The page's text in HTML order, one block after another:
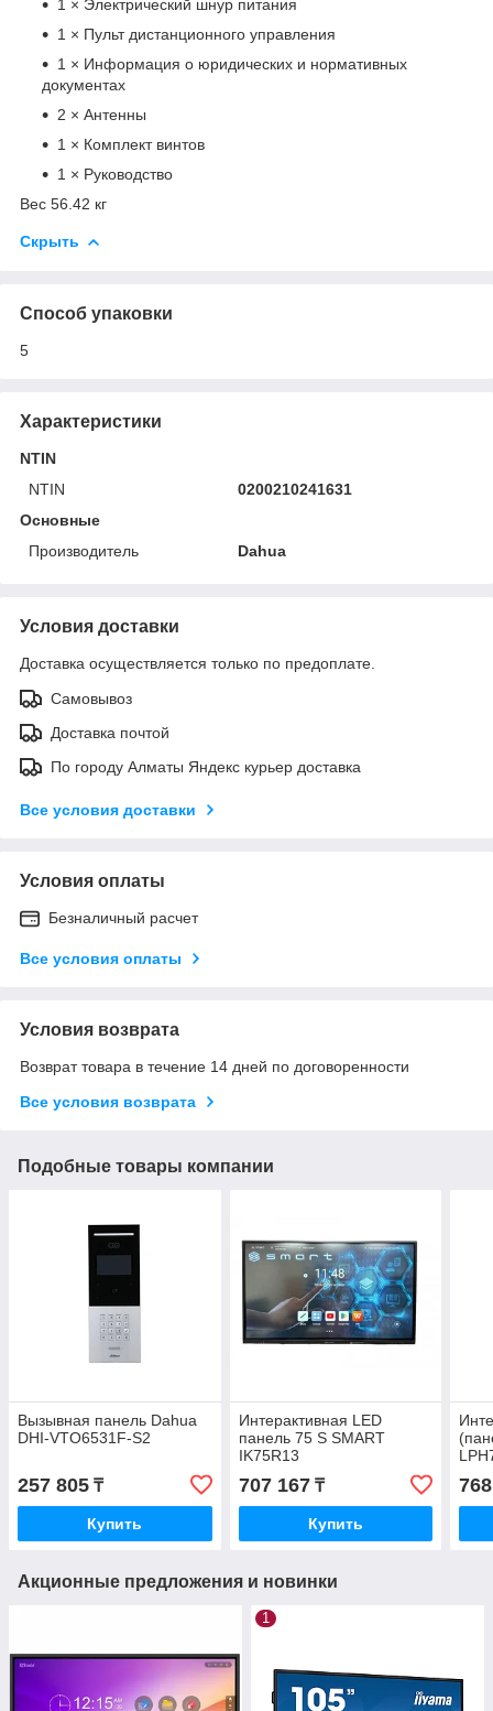
1 × Электрический шнур питания
1 × Пульт дистанционного управления
1 × Информация о юридических и нормативных
документах
2 × Антенны
1 × Комплект винтов
1 × Руководство
Вес 56.42 кг
Скрыть
Способ упаковки
5
Характеристики
NTIN
NTIN
0200210241631
Основные
Производитель
Dahua
Условия доставки
Доставка осуществляется только по предоплате.
Самовывоз
Доставка почтой
По городу Алматы Яндекс курьер доставка
Все условия доставки
Условия оплаты
Безналичный расчет
Все условия оплаты
Условия возврата
Возврат товара в течение 14 дней по договоренности
Все условия возврата
Подобные товары компании
Вызывная панель Dahua
DHI-VTO6531F-S2
257 805 ₸
Купить
Интерактивная LED
панель 75 S SMART
IK75R13
707 167₸
Купить
Акционные предложения и новинки
1